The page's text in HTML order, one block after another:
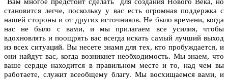
становится легче, поскольку у вас есть огромная поддержка с
нашей стороны и от других источников. Не было времени, когда
нас не было с вами, и мы прилагаем все усилия, чтобы
вдохновлять и поощрять вас всегда искать самый лучший выход
из всех ситуаций. Вы несете знамя для тех, кто пробуждается, и
они найдут вас, когда возникнет необходимость. Мы знаем, что
ваше сердце находится в правильном месте и то, над чем вы
работаете, служит всеобщему благу. Мы восхищаемся вами, и